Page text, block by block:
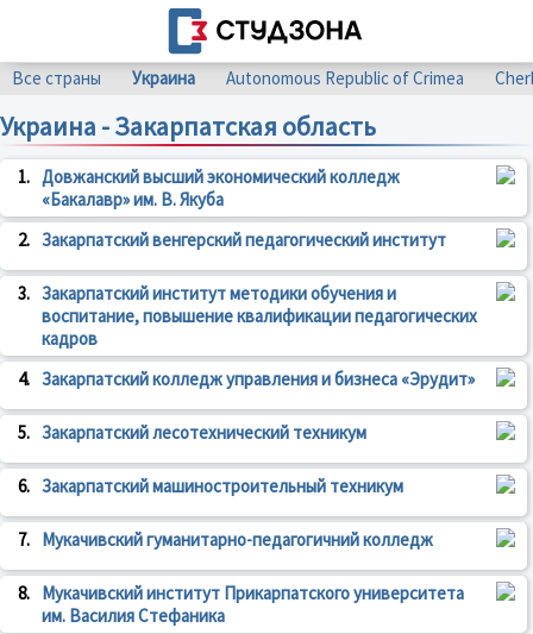
Все страны Украина Autonomous Republic of Crimea
Украина - Закарпатская область
1. Довжанский высший экономический колледж
«Бакалавр» им. В. Якуба
2. Закарпатский венгерский педагогический институт
3. Закарпатский институт методики обучения и
воспитание, повышение квалификации педагогических
кадров
4. Закарпатский колледж управления и бизнеса «Эрудит»
5. Закарпатский лесотехнический техникум
6. Закарпатский машиностроительный техникум
7. Мукачивский гуманитарно-педагогичний колледж
8.
Мукачивский институт Прикарпатского университета
им. Василия Стефаника